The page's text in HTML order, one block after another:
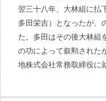
翌三十八年、大林組に払
多田栄吉）となったが、
た。多田はその後大林組
の功によって叙勲された
地株式会社常務取締役に